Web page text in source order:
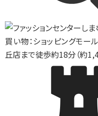
買い物：ショッピングモール
丘店まで徒歩約18分（約